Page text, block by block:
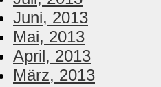
Juni, 2013
Mai, 2013
April, 2013
März, 2013